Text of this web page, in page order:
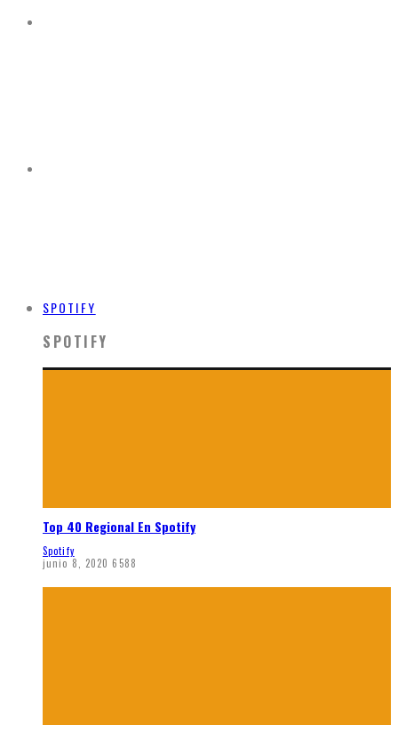
SPOTIFY
SPOTIFY
Top 40 Regional En Spotify
Spotify
junio 8, 2020 6588